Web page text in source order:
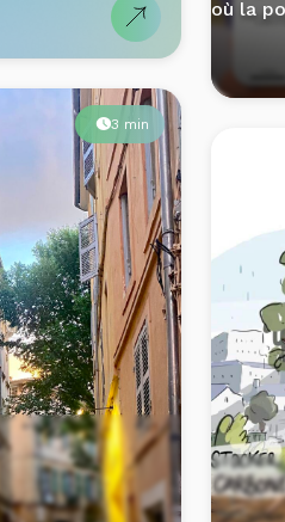
3 min